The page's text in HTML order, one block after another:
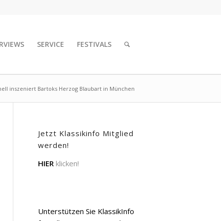
SERVICE FESTIVALS
inszeniert Bartoks Herzog Blaubart in München
Jetzt Klassikinfo Mitglied
werden!
HIER klicken!
Unterstützen Sie KlassikInfo